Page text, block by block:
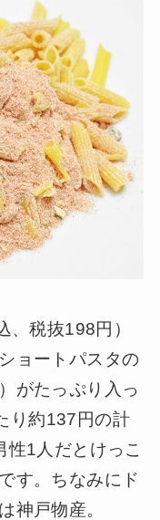
、税抜198円）
ョートパスタの
がたっぷり入っ
り約137円の計
1人だとけっこ
す。ちなみにド
神戸物産。